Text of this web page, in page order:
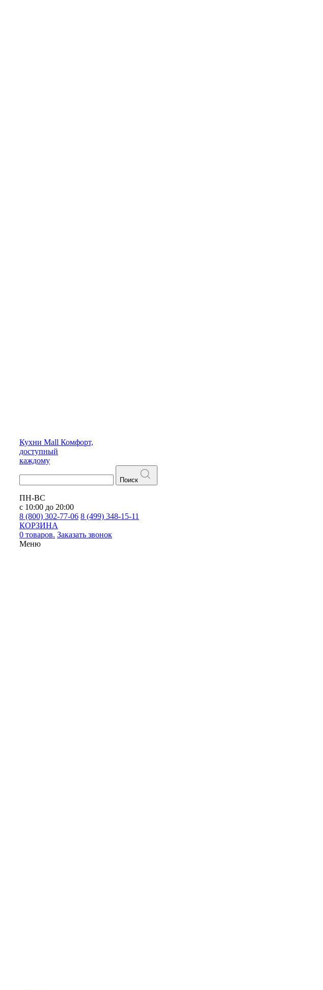
Кухни Mall Комфорт,
доступный
каждому
Поиск
ПН-ВС
с 10:00 до 20:00
8 (800) 302-77-06 8 (499) 348-15-11
КОРЗИНА
0 товаров. Заказать звонок
Меню